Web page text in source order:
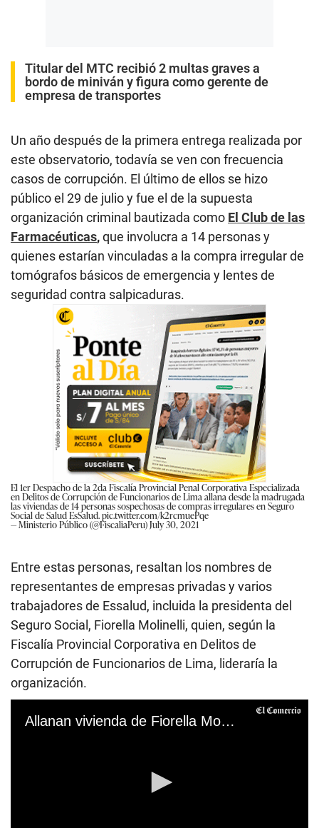
Titular del MTC recibió 2 multas graves a
bordo de miniván y figura como gerente de
empresa de transportes
Un año después de la primera entrega realizada por
este observatorio, todavía se ven con frecuencia
casos de corrupción. El último de ellos se hizo
público el 29 de julio y fue el de la supuesta
organización criminal bautizada como El Club de las
Farmacéuticas,que involucra a 14 personas y
quienes estarían vinculadas a la compra irregular de
tomógrafos básicos de emergencia y lentes de
seguridad contra salpicaduras.
El 1er Despacho de la 2da Fiscalía Provincial Penal Corporativa Especializada
en Delitos de Corrupción de Funcionarios de Lima allana desde la madrugada
las viviendas de 14 personas sospechosas de compras irregulares en Seguro
Social de Salud EsSalud.pic.twitter.com/k2rcmuePqe
— Ministerio Público (@FiscaliaPeru)July 30, 2021
Entre estas personas, resaltan los nombres de
representantes de empresas privadas y varios
trabajadores de Essalud, incluida la presidenta del
Seguro Social, Fiorella Molinelli, quien, según la
Fiscalía Provincial Corporativa en Delitos de
Corrupción de Funcionarios de Lima, lideraría la
organización.
Allanan vivienda de Fiorella Molinelli y oficinas de EsSalud